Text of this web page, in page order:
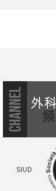
SIUD